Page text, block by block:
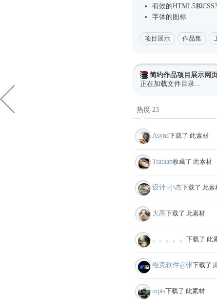
有效的HTML5和
字体的图标
项目展示 作品集
简约作品项目展示网
正在加载文件目录...
热度 23
Async下载了 此素材
Tsataan收藏了 此素材
设计-小杰下载了 此素
大禹下载了 此素材
。。。。。 下载了 此
维克软件@张下载了
mpts下载了 此素材